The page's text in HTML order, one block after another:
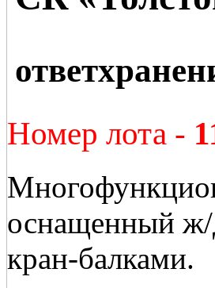
Номер лота -
оснащенный ж/
кран-балками.